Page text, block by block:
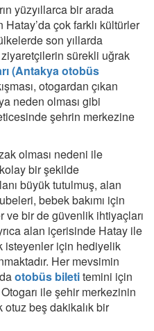
yüzyıllarca bir arada
çok farklı kültürler
son yıllarda
sürekli uğrak
(Antakya otobüs
otogardan çıkan
neden olması gibi
şehrin merkezine
olması nedeni ile
bir şekilde
büyük tutulmuş, alan
bebek bakımı için
bir de güvenlik ihtiyaçları
alan içerisinde Hatay ile
isteyenler için hediyelik
Her mevsimin
otobüs biletitemini için
ile şehir merkezinin
otuz beş dakikalık bir